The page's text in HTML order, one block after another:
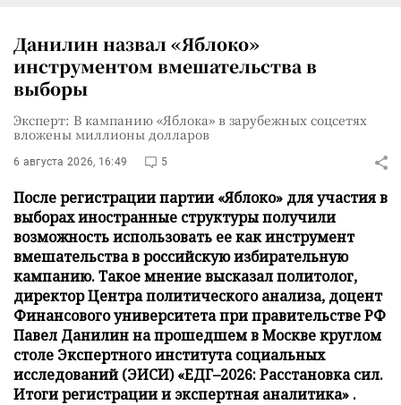
Данилин назвал «Яблоко»
инструментом вмешательства в
выборы
Эксперт: В кампанию «Яблока» в зарубежных соцсетях
вложены миллионы долларов
6 августа 2026, 16:49 5
После регистрации партии «Яблоко» для участия в
выборах иностранные структуры получили
возможность использовать ее как инструмент
вмешательства в российскую избирательную
кампанию. Такое мнение высказал политолог,
директор Центра политического анализа, доцент
Финансового университета при правительстве РФ
Павел Данилин на прошедшем в Москве круглом
столе Экспертного института социальных
исследований (ЭИСИ) «ЕДГ–2026: Расстановка сил.
Итоги регистрации и экспертная аналитика» .